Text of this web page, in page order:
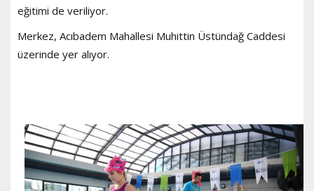
eğitimi de veriliyor.
Merkez, Acıbadem Mahallesi Muhittin Üstündağ Caddesi
üzerinde yer alıyor.